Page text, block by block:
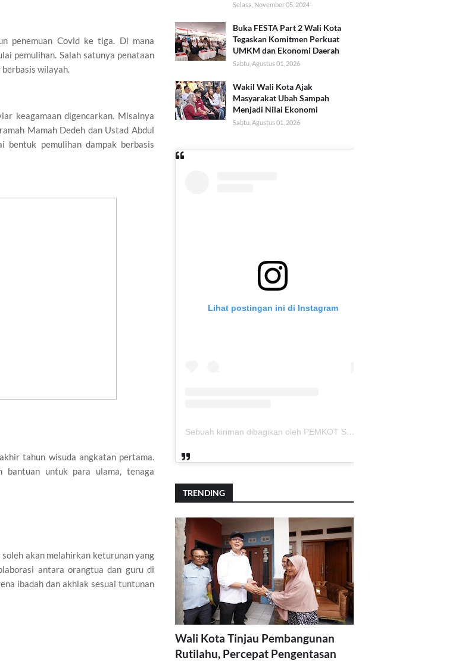
penemuan Covid ke tiga. Di mana
pemulihan. Salah satunya penataan
wilayah.
keagamaan digencarkan. Misalnya
Mamah Dedeh dan Ustad Abdul
pemulihan dampak berbasis
tahun wisuda angkatan pertama.
bantuan untuk para ulama, tenaga
akan melahirkan keturunan yang
antara orangtua dan guru di
ibadah dan akhlak sesuai tuntunan
Selasa, November 05, 2024
Buka FESTA Part 2 Wali Kota
Tegaskan Komitmen Perkuat
UMKM dan Ekonomi Daerah
Sabtu, Agustus 01, 2026
Wakil Wali Kota Ajak
Masyarakat Ubah Sampah
Menjadi Nilai Ekonomi
Sabtu, Agustus 01, 2026
Lihat postingan ini di Instagram
Sebuah kiriman dibagikan oleh PEMKOT SUKABUMI (@pemkotsukabumi_)
TRENDING
Wali Kota Tinjau Pembangunan
Rutilahu, Percepat Pengentasan